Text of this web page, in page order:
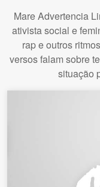
Mare Advertencia
ativista social e
rap e outros
versos falam sobre
situação